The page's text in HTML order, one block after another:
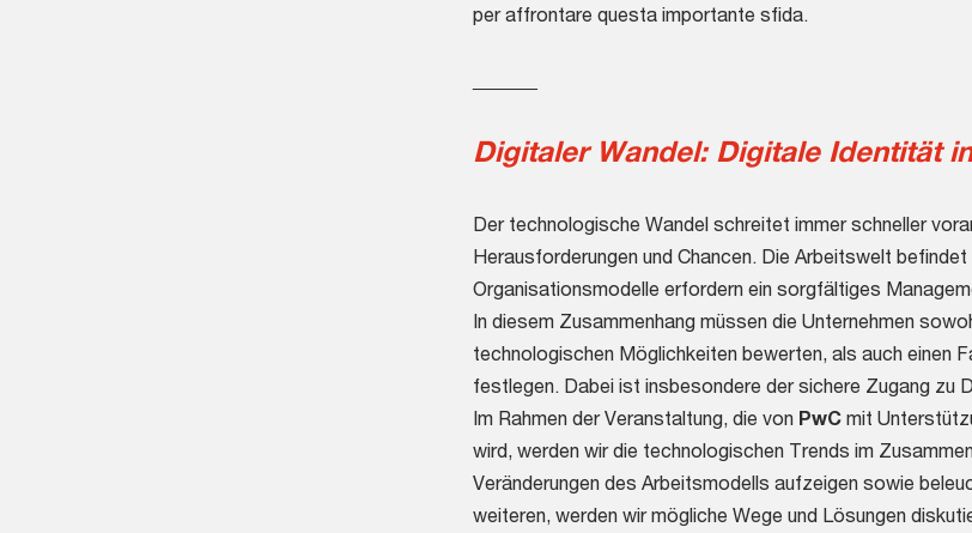
per affrontare questa importante sfida.
Digitaler Wandel: Digitale Identität
Der technologische Wandel schreitet immer schneller
Herausforderungen und Chancen. Die Arbeitswelt befindet
Organisationsmodelle erfordern ein sorgfältiges
In diesem Zusammenhang müssen die Unternehmen
technologischen Möglichkeiten bewerten, als auch einen
festlegen. Dabei ist insbesondere der sichere Zugang zu
Im Rahmen der Veranstaltung, die von PwC mit
wird, werden wir die technologischen Trends im
Veränderungen des Arbeitsmodells aufzeigen sowie
weiteren, werden wir mögliche Wege und Lösungen